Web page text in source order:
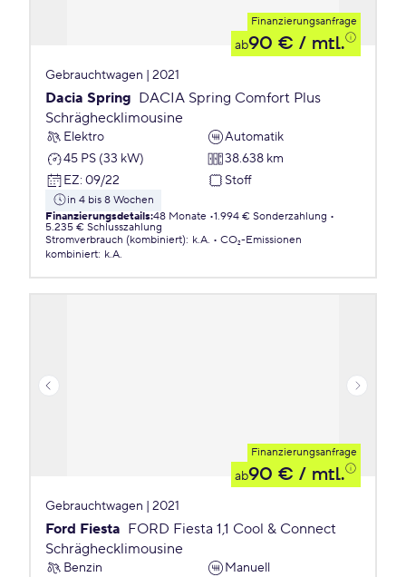
Finanzierungsanfrage
ab90 € / mtl.
Gebrauchtwagen | 2021
Dacia Spring DACIA Spring Comfort Plus
Schräghecklimousine
Elektro
Automatik
45 PS (33 kW)
38.638 km
EZ: 09/22 Stoff
in 4 bis 8 Wochen
Finanzierungsdetails:48 Monate 1.994 € Sonderzahlung
5.235 € Schlusszahlung
Stromverbrauch (kombiniert): k.A.
CO₂-Emissionen
kombiniert: k.A.
Finanzierungsanfrage
ab90 € / mtl.
Gebrauchtwagen | 2021
Ford Fiesta FORD Fiesta 1,1 Cool & Connect
Schräghecklimousine
Benzin
Manuell